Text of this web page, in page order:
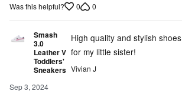
Was this helpful? 0 0
Smash
3.0
Leather V
Toddlers'
Sneakers
Sep 3, 2024
High quality and stylish shoes
for my little sister!
Vivian J